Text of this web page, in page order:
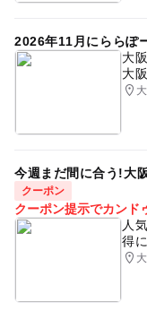
2026年11月にららぽ
大
大
今週まだ間に合う!大
クーポン
クーポン提示でカンド
人
得